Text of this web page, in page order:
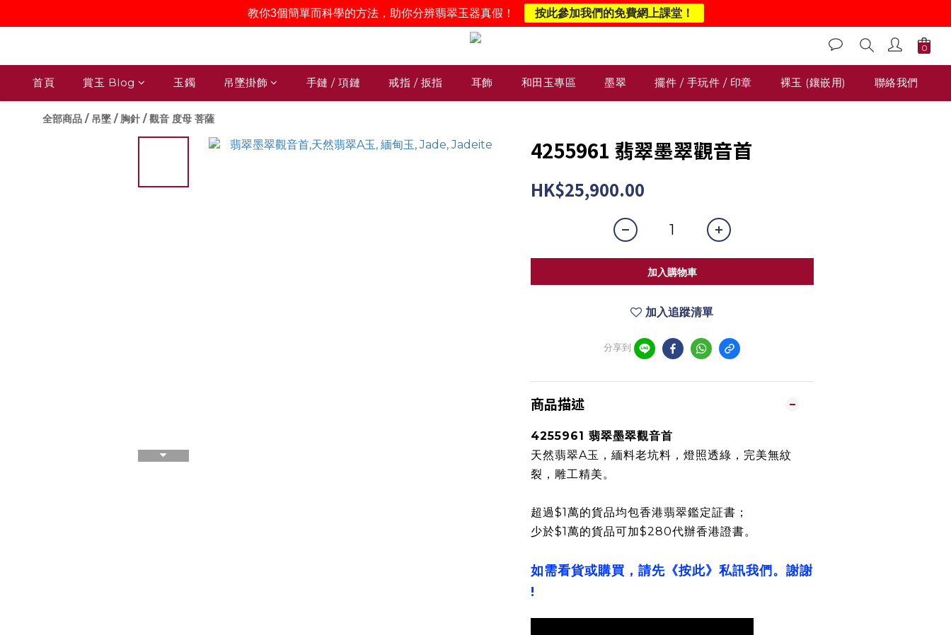
首頁 賞玉 Blog 玉鐲 吊墜掛飾 手鏈 / 項鏈 戒指 / 扳指 耳飾 和田玉專區 墨翠 擺件 / 手玩件 / 印章 裸玉 (鑲嵌用) 聯絡我們
全部商品 / 吊墜 / 胸針 /觀音 度母 菩薩
4255961 翡翠墨翠觀音首
HK$25,900.00
加入購物車
加入追蹤清單
分享到
商品描述
4255961 翡翠墨翠觀音首
天然翡翠A玉，緬料老坑料，燈照透綠，完美無紋
裂，雕工精美。
超過$1萬的貨品均包香港翡翠鑑定証書；
少於$1萬的貨品可加$280代辦香港證書。
如需看貨或購買，請先《按此》私訊我們。謝謝
!
教你3個簡單而科學的方法，助你分辨翡翠玉器真假！ 按此參加我們的免費網上課堂！